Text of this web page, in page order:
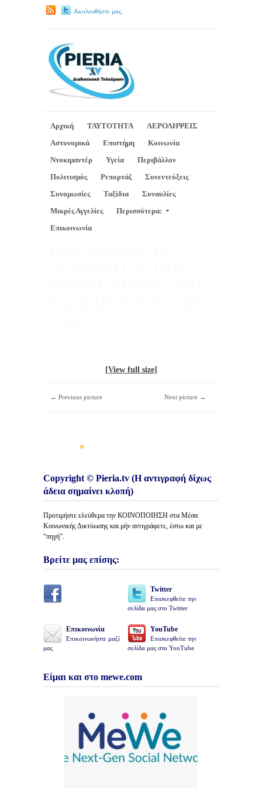
Ακολουθήστε μας.
Αρχική ΤΑΥΤΟΤΗΤΑ
ΑΕΡΟΛΗΨΕΙΣ
Αστυνομικά
Επιστήμη
Κοινωνία
Ντοκιμαντέρ
Υγεία
Περιβάλλον
Πολιτισμός
Ρεπορτάζ
Συνεντεύξεις
Συνομωσίες
Ταξίδια
Συναυλίες
Μικρές Αγγελίες
Περισσότερα:
Επικοινωνία
[View full size]
← Previous picture Next picture →
Copyright © Pieria.tv (Η αντιγραφή δίχως
άδεια σημαίνει κλοπή)
Προτιμήστε ελεύθερα την ΚΟΙΝΟΠΟΙΗΣΗ στα Μέσα
Κοινωνικής Δικτύωσης και μήν αντιγράφετε, έστω και με
“πηγή”.
Βρείτε μας επίσης:
Twitter
Επισκεφθείτε την
σελίδα μας στο Twitter
Επικοινωνία
Επικοινωνήστε μαζί
μας
YouTube
Επισκεφθείτε την
σελίδα μας στο YouTube
Είμαι και στο mewe.com